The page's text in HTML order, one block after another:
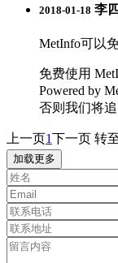
2018-01-18 李四
MetInfo可以
免费使用
Powered by
否则我们将追
上一页1下一页 转
加载更多